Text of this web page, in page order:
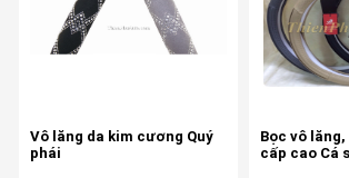
Vô lăng da kim cương Quý
phái
Bọc vô
cấp cao Cá